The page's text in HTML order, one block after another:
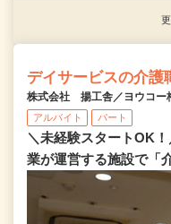
デイサービスの介護
株式会社 揚工舎／ヨウコー
アルバイト パート
＼未経験スタートOK
業が運営する施設で「